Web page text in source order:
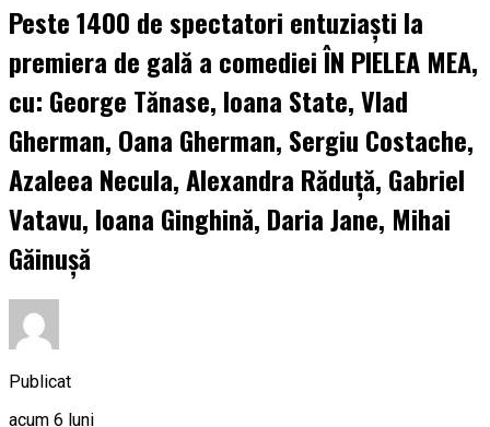
Peste 1400 de spectatori entuziaști la
premiera de gală a comediei ÎN PIELEA MEA,
cu: George Tănase, Ioana State, Vlad
Gherman, Oana Gherman, Sergiu Costache,
Azaleea Necula, Alexandra Răduță, Gabriel
Vatavu, Ioana Ginghină, Daria Jane, Mihai
Găinușă
Publicat
acum 6 luni